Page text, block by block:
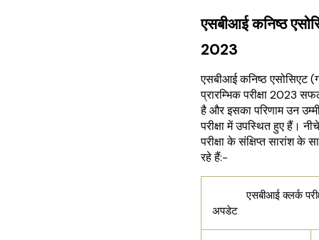
एसबीआई कनिष्ठ
2023
एसबीआई कनिष्ठ एसोसिएट
प्रारम्भिक परीक्षा 2023
है और इसका परिणाम उन
परीक्षा में उपस्थित हुए हैं।
परीक्षा के संक्षिप्त सारांश के
रहे हैं:-
एसबीआई क्लर्क
अपडेट